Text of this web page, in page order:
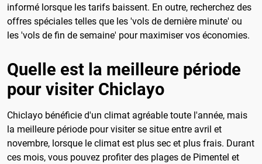
informé lorsque les tarifs baissent. En outre, recherchez des
offres spéciales telles que les 'vols de dernière minute' ou
les 'vols de fin de semaine' pour maximiser vos économies.
Quelle est la meilleure période
pour visiter Chiclayo
Chiclayo bénéficie d'un climat agréable toute l'année, mais
la meilleure période pour visiter se situe entre avril et
novembre, lorsque le climat est plus sec et plus frais. Durant
ces mois, vous pouvez profiter des plages de Pimentel et